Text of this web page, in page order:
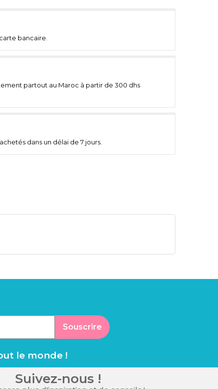
bancaire.
partout au Maroc à partir de 300 dhs
dans un délai de 7 jours.
Souscrire
le monde !
Suivez-nous !